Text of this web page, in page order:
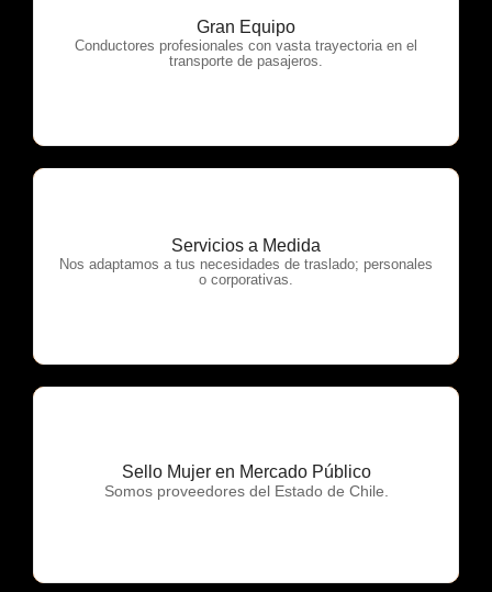
Gran Equipo
Conductores profesionales con vasta trayectoria en el
transporte de pasajeros.
OTP Servicios
Servicios a Medida
Nos adaptamos a tus necesidades de traslado; personales
o corporativas.
OTP Servicios
Sello Mujer en Mercado Público
Somos proveedores del Estado de Chile.
OTP Servicios